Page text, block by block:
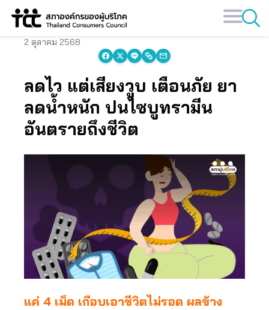
Skip
2 ตุลาคม 2568
ลดไว แต่เสี่ยงวูบ เตือนภัย ยา
ลดน้ำหนัก ปนไซบูทรามีน
อันตรายถึงชีวิต
แค่ 4 เม็ด เกือบเอาชีวิตไม่รอด ผลข้าง